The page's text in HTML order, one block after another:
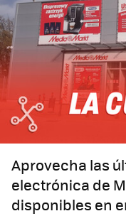
Aprovecha las
electrónica de
disponibles en